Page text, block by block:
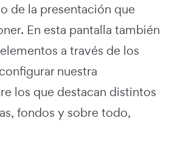
de la presentación que
En esta pantalla también
a través de los
nuestra
los que destacan distintos
fondos y sobre todo,